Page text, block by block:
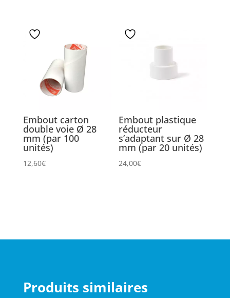
Embout carton
double voie Ø 28
mm (par 100
unités)
12,60€
Embout plastique
réducteur
s’adaptant sur Ø 28
mm (par 20 unités)
24,00€
Produits similaires